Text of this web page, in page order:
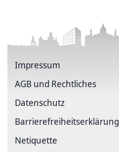
Impressum
AGB und Rechtliches
Datenschutz
Barriere­freiheits­erklärung
Netiquette